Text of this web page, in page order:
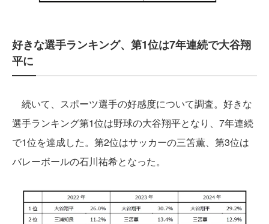
好きな選手ランキング、第1位は7年連続で大谷翔
平に
続いて、スポーツ選手の好感度について調査。好きな
選手ランキング第1位は野球の大谷翔平となり、7年連続
で1位を達成した。第2位はサッカーの三笘薫、第3位は
バレーボールの石川祐希となった。